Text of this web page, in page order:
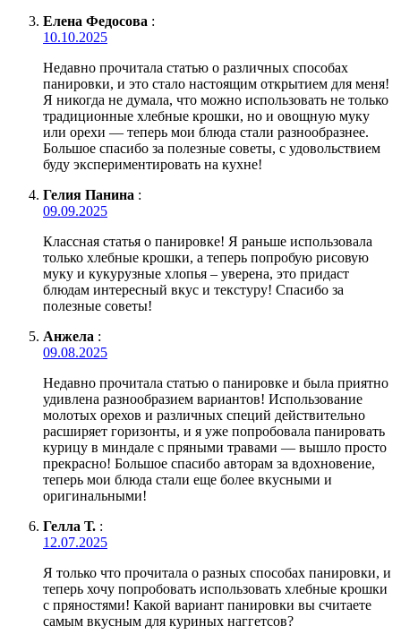
Елена Федосова :
10.10.2025
Недавно прочитала статью о различных способах
панировки, и это стало настоящим открытием для меня!
Я никогда не думала, что можно использовать не только
традиционные хлебные крошки, но и овощную муку
или орехи — теперь мои блюда стали разнообразнее.
Большое спасибо за полезные советы, с удовольствием
буду экспериментировать на кухне!
Гелия Панина :
09.09.2025
Классная статья о панировке! Я раньше использовала
только хлебные крошки, а теперь попробую рисовую
муку и кукурузные хлопья – уверена, это придаст
блюдам интересный вкус и текстуру! Спасибо за
полезные советы!
Анжела :
09.08.2025
Недавно прочитала статью о панировке и была приятно
удивлена разнообразием вариантов! Использование
молотых орехов и различных специй действительно
расширяет горизонты, и я уже попробовала панировать
курицу в миндале с пряными травами — вышло просто
прекрасно! Большое спасибо авторам за вдохновение,
теперь мои блюда стали еще более вкусными и
оригинальными!
Гелла Т. :
12.07.2025
Я только что прочитала о разных способах панировки, и
теперь хочу попробовать использовать хлебные крошки
с пряностями! Какой вариант панировки вы считаете
самым вкусным для куриных наггетсов?